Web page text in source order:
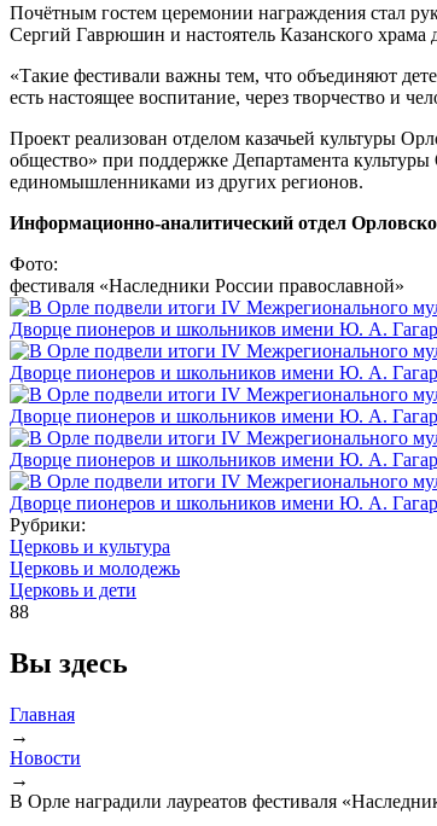
Почётным гостем церемонии награждения стал
Сергий Гаврюшин и настоятель Казанского
«Такие фестивали важны тем, что объединяют
есть настоящее воспитание, через творчество и
Проект реализован отделом казачьей культуры
общество» при поддержке Департамента
единомышленниками из других регионов.
Информационно-аналитический отдел
Фото:
фестиваля «Наследники России православной»
Рубрики:
Церковь и культура
Церковь и молодежь
Церковь и дети
88
Вы здесь
Главная
→
Новости
→
В Орле наградили лауреатов фестиваля